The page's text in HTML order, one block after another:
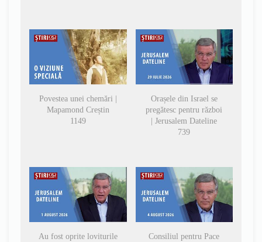
Povestea unei chemări |
Mapamond Creștin
1149
Orașele din Israel se
pregătesc pentru război
| Jerusalem Dateline
739
Au fost oprite loviturile
Consiliul pentru Pace